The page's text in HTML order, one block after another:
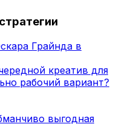
Грайнда в
креатив для
рабочий вариант?
выгодная